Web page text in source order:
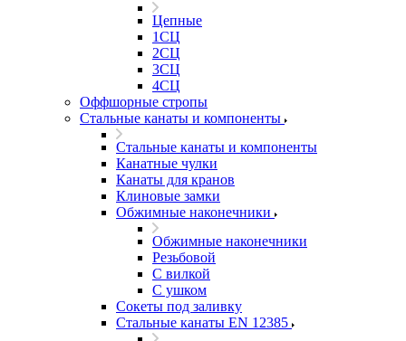
Цепные
1СЦ
2СЦ
3СЦ
4СЦ
Оффшорные стропы
Стальные канаты и компоненты
Стальные канаты и компоненты
Канатные чулки
Канаты для кранов
Клиновые замки
Обжимные наконечники
Обжимные наконечники
Резьбовой
С вилкой
С ушком
Сокеты под заливку
Стальные канаты EN 12385